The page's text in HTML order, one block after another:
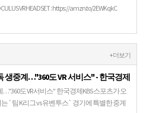
VR HEADSET : https://amzn.to/2EWKqkC
The littlest big screen. Crystal...
+ 더보기
생중계…"360도 VR 서비스" - 한국경제
도 VR 서비스" 한국경제KBS 스포츠가 오
`팀 K리그 vs 유벤투스` 경기에 특별한 중계